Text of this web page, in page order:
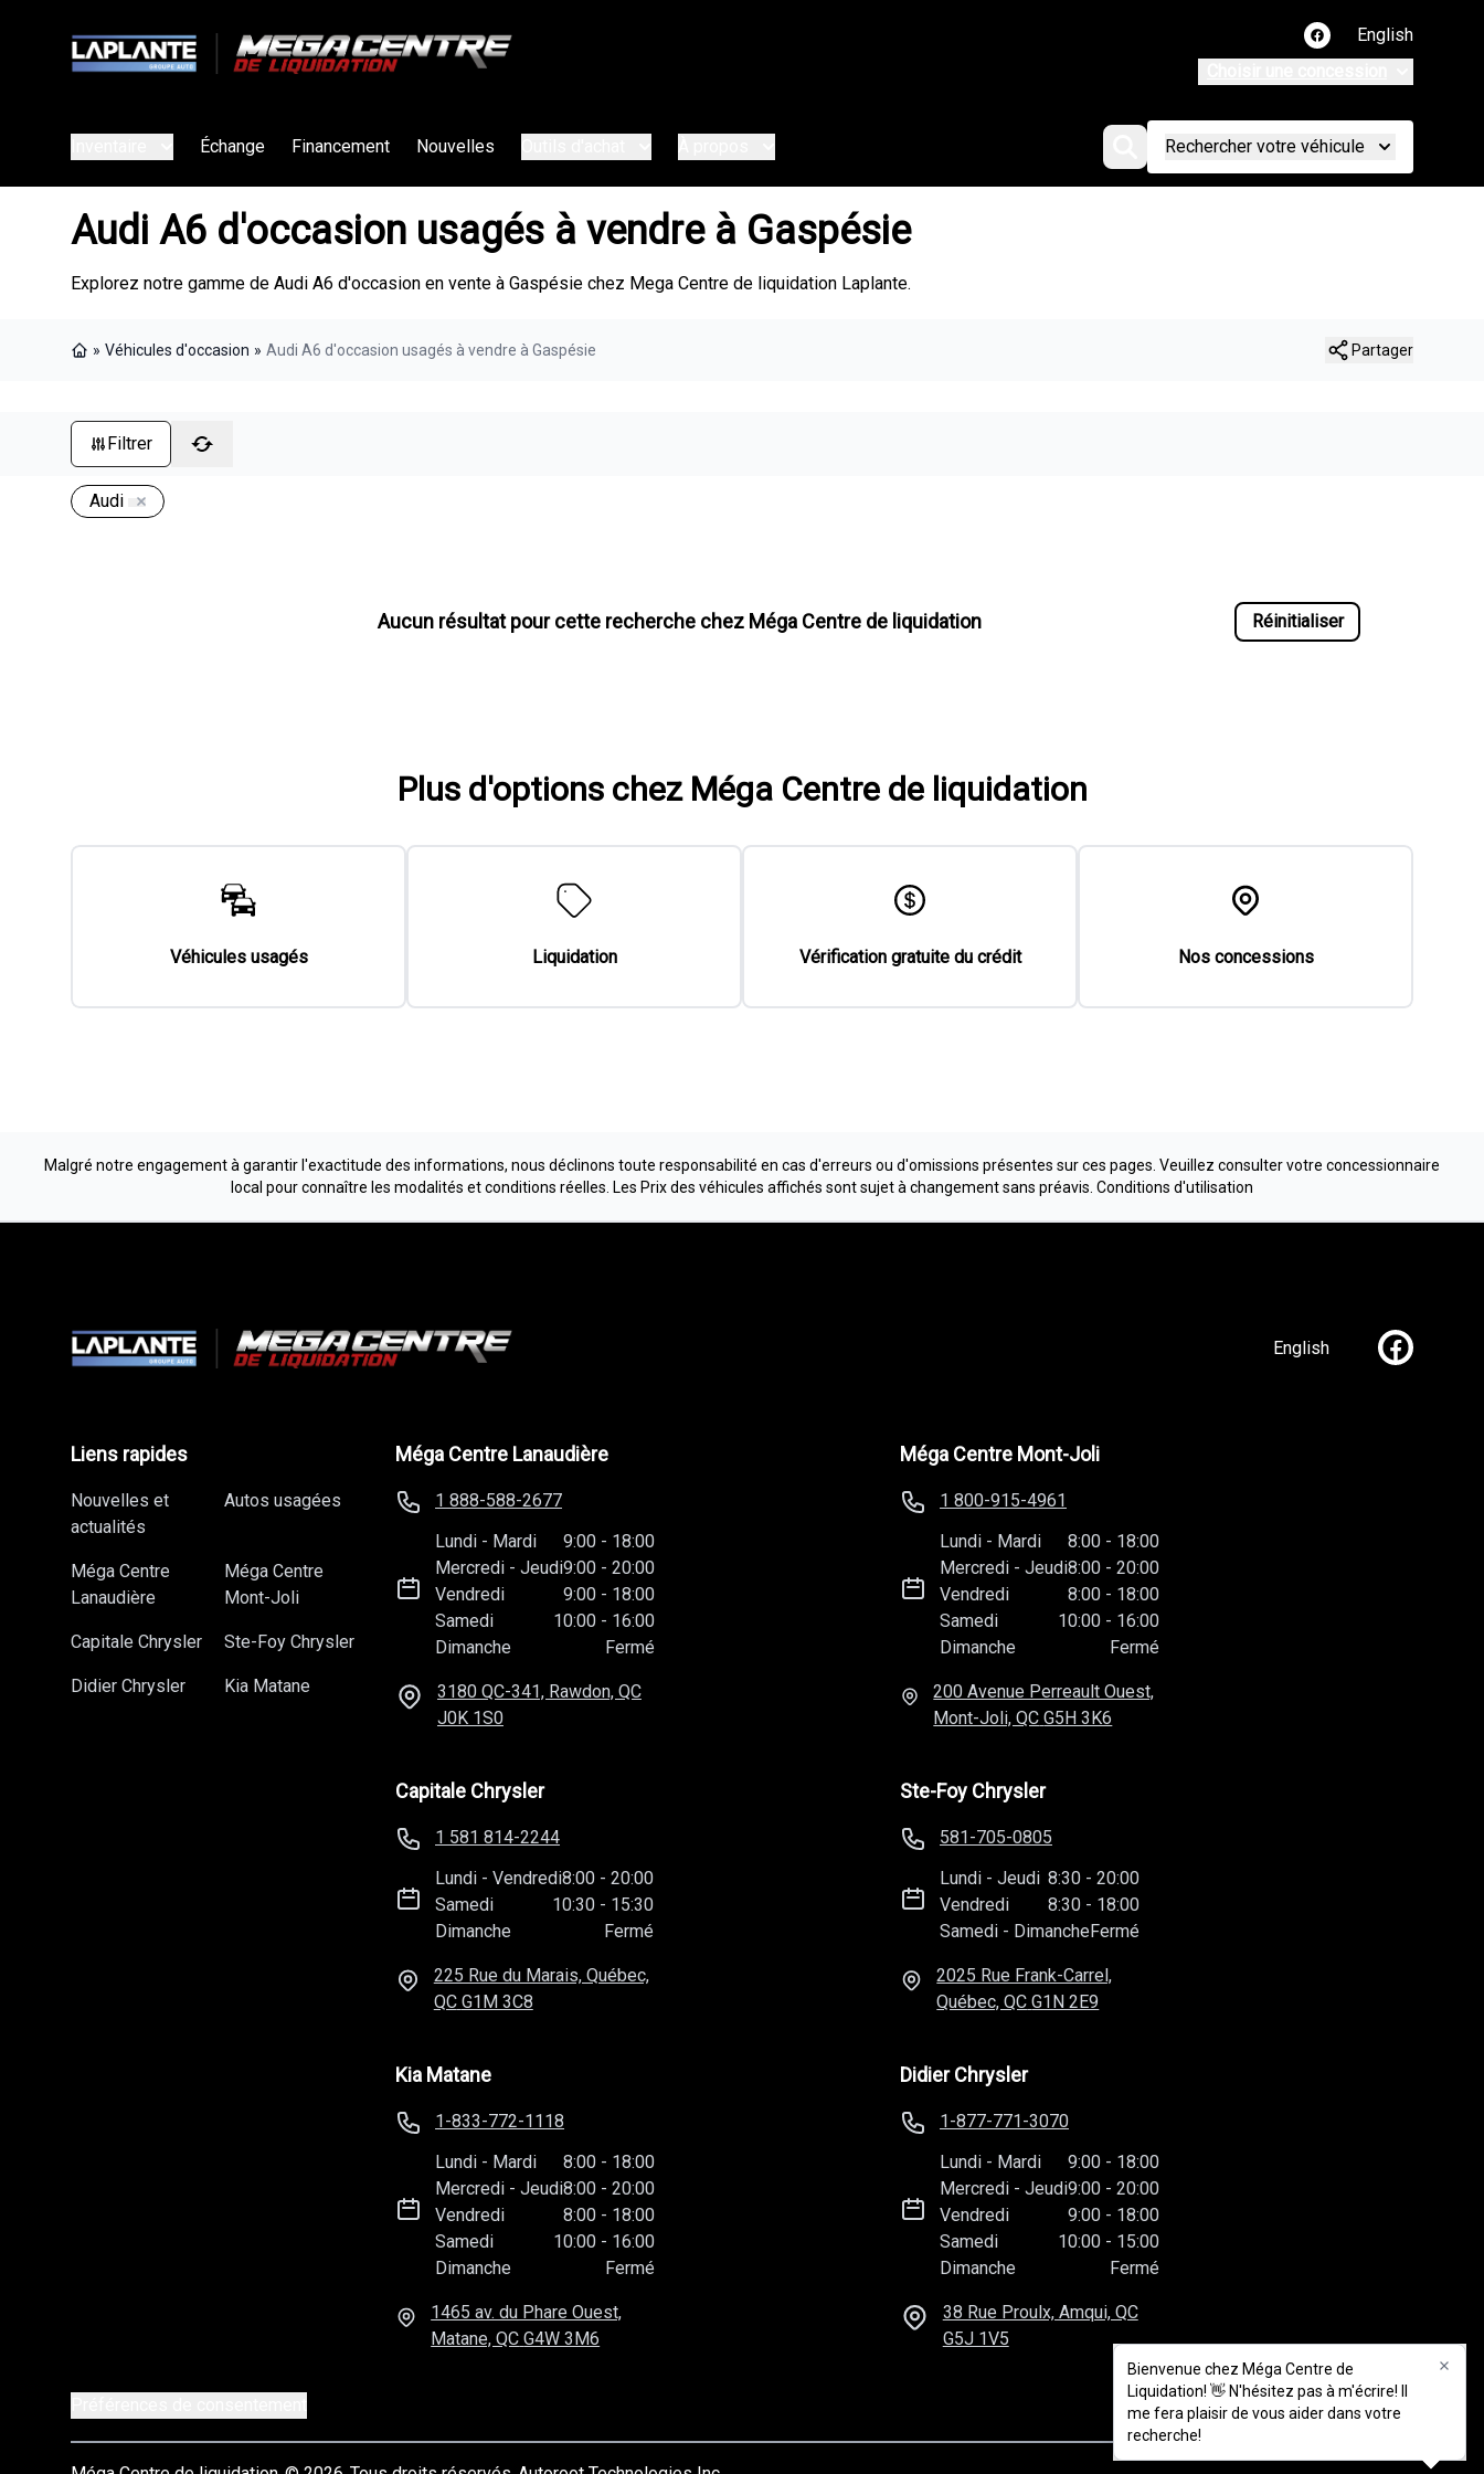
Lien vers notre page
English
Échange Financement Nouvelles Rechercher votre véhicule
Audi A6 d'occasion usagés à vendre à Gaspésie
Explorez notre gamme de Audi A6 d'occasion en vente à Gaspésie chez Mega Centre de liquidation Laplante.
» Véhicules d'occasion » Audi A6 d'occasion usagés à vendre à Gaspésie Partager
Bienvenue chez Méga Centre de
Liquidation! 👋 N'hésitez pas à m'écrire! Il
me fera plaisir de vous aider dans votre
recherche!
Filtrer
Audi
Aucun résultat pour cette recherche chez Méga Centre de liquidation Réinitialiser
Plus d'options chez Méga Centre de liquidation
Véhicules usagés Liquidation Vérification gratuite du crédit Nos concessions
Malgré notre engagement à garantir l'exactitude des informations, nous déclinons toute responsabilité en cas d'erreurs ou d'omissions présentes sur ces pages. Veuillez consulter votre concessionnaire
local pour connaître les modalités et conditions réelles. Les Prix des véhicules affichés sont sujet à changement sans préavis. Conditions d'utilisation
English Lien vers
Liens rapides
Nouvelles et
actualités
Autos usagées
Méga Centre
Lanaudière
Méga Centre
Mont-Joli
Capitale Chrysler Ste-Foy Chrysler
Didier Chrysler Kia Matane
Méga Centre Lanaudière
1 888-588-2677
Lundi - Mardi 9:00 - 18:00
Mercredi -Jeudi9:00 - 20:00
Vendredi
9:00 - 18:00
Samedi
10:00 - 16:00
Dimanche
Fermé
3180 QC-341, Rawdon, QC
J0K 1S0
Méga Centre Mont-Joli
1 800-915-4961
Lundi - Mardi 8:00 - 18:00
Mercredi - Jeudi8:00 - 20:00
Vendredi
8:00 - 18:00
Samedi
10:00 - 16:00
Dimanche
Fermé
200 Avenue Perreault Ouest,
Mont-Joli, QC G5H 3K6
Capitale Chrysler
1 581 814-2244
Lundi -Vendredi8:00 - 20:00
Samedi
10:30 - 15:30
Dimanche
Fermé
225 Rue du Marais, Québec,
QC G1M 3C8
Ste-Foy Chrysler
581-705-0805
Lundi - Jeudi 8:30 - 20:00
Vendredi
8:30 - 18:00
Samedi - DimancheFermé
2025 Rue Frank-Carrel,
Québec, QC G1N 2E9
Kia Matane
1-833-772-1118
Lundi - Mardi 8:00 - 18:00
Mercredi -Jeudi8:00 - 20:00
Vendredi
8:00 - 18:00
Samedi
10:00 - 16:00
Dimanche
Fermé
1465 av. du Phare Ouest,
Matane, QC G4W 3M6
Didier Chrysler
1-877-771-3070
Lundi - Mardi 9:00 - 18:00
Mercredi - Jeudi9:00 - 20:00
Vendredi
9:00 - 18:00
Samedi
10:00 - 15:00
Dimanche
Fermé
38 Rue Proulx, Amqui, QC
G5J 1V5
Bienvenue chez Méga Centre de
Liquidation! 👋 N'hésitez pas à m'écrire! Il
me fera plaisir de vous aider dans votre
recherche!